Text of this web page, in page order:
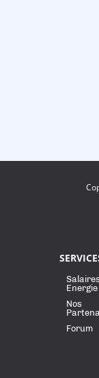
Energie
Nos
Forum